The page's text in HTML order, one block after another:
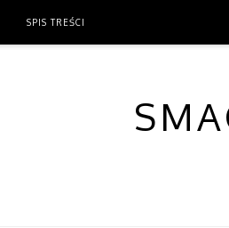
SPIS TREŚCI
SPIS TREŚCI